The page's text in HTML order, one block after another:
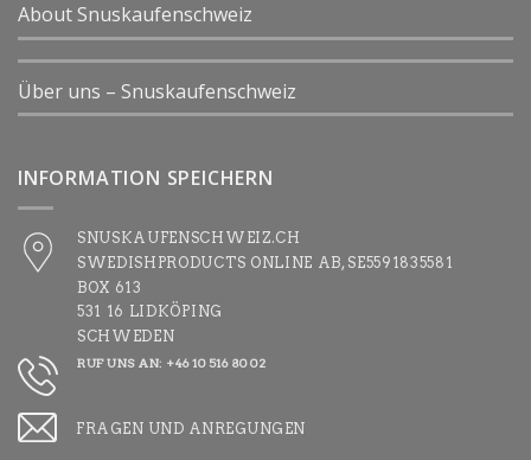
About Snuskaufenschweiz
Über uns – Snuskaufenschweiz
INFORMATION SPEICHERN
SNUSKAUFENSCHWEIZ.CH
SWEDISHPRODUCTS ONLINE AB, SE5591835581
BOX 613
531 16 LIDKÖPING
SCHWEDEN
RUF UNS AN: +46 10 516 80 02
FRAGEN UND ANREGUNGEN